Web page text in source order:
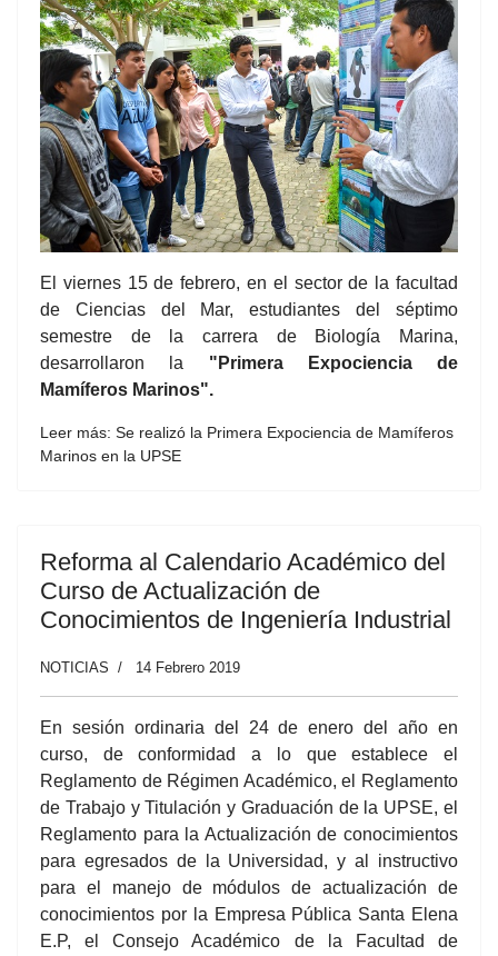
El viernes 15 de febrero, en el sector de la facultad
de Ciencias del Mar, estudiantes del séptimo
semestre de la carrera de Biología Marina,
desarrollaron la "Primera Expociencia de
Mamíferos Marinos".
Leer más: Se realizó la Primera Expociencia de Mamíferos
Marinos en la UPSE
Reforma al Calendario Académico del
Curso de Actualización de
Conocimientos de Ingeniería Industrial
NOTICIAS 14 Febrero 2019
En sesión ordinaria del 24 de enero del año en
curso, de conformidad a lo que establece el
Reglamento de Régimen Académico, el Reglamento
de Trabajo y Titulación y Graduación de la UPSE, el
Reglamento para la Actualización de conocimientos
para egresados de la Universidad, y al instructivo
para el manejo de módulos de actualización de
conocimientos por la Empresa Pública Santa Elena
E.P, el Consejo Académico de la Facultad de